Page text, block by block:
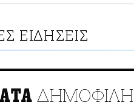
ΕΙΔΗΣΕΙΣ
ΔΗΜΟΦΙΛΗ